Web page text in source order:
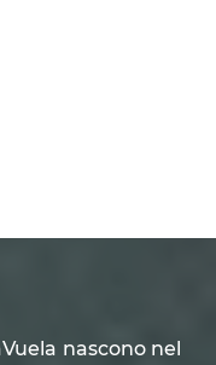
nascono nel